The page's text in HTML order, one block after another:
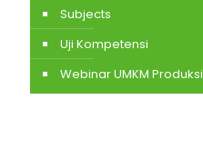
Subjects
Uji Kompetensi
Webinar UMKM Produksi